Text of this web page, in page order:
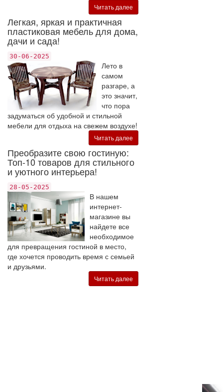
Читать далее
Легкая, яркая и практичная
пластиковая мебель для дома,
дачи и сада!
30-06-2025
Лето в
самом
разгаре, а
это значит,
что пора
задуматься об удобной и стильной
мебели для отдыха на свежем воздухе!
Читать далее
Преобразите свою гостиную:
Топ-10 товаров для стильного
и уютного интерьера!
28-05-2025
В нашем
интернет-
магазине вы
найдете все
необходимое
для превращения гостиной в место,
где хочется проводить время с семьей
и друзьями.
Читать далее